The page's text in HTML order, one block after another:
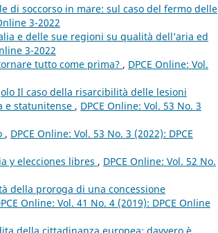
di soccorso in mare: sul caso del fermo delle
3-2022
e delle sue regioni su qualità dell’aria ed
3-2022
tutto come prima? , DPCE Online: Vol.
Il caso della risarcibilità delle lesioni
e statunitense , DPCE Online: Vol. 53 No. 3
, DPCE Online: Vol. 53 No. 3 (2022): DPCE
y elecciones libres , DPCE Online: Vol. 52 No.
della proroga di una concessione
Online: Vol. 41 No. 4 (2019): DPCE Online
della cittadinanza europea: davvero è